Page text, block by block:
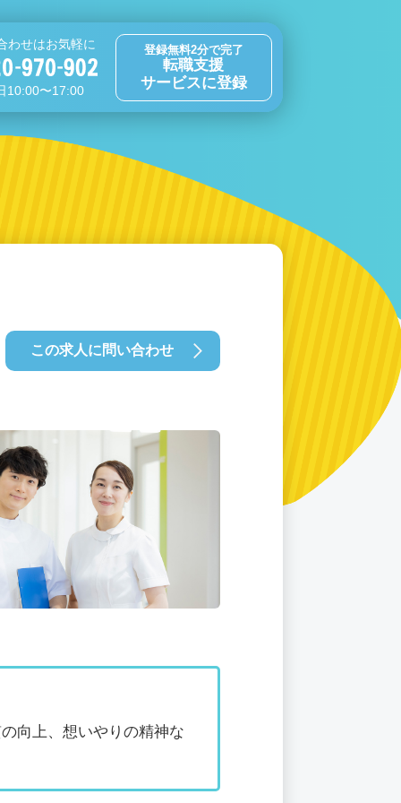
わせはお気軽に
10:00〜17:00
登録無料2分で完了
転職支援
サービスに登録
この求人に問い合わせ
向上、想いやりの精神な